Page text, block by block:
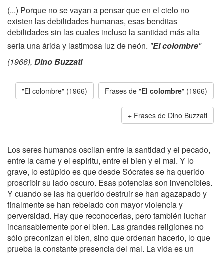
(...) Porque no se vayan a pensar que en el cielo no
existen las debilidades humanas, esas benditas
debilidades sin las cuales incluso la santidad más alta
sería una árida y lastimosa luz de neón. "El colombre"
(1966), Dino Buzzati
"El colombre" (1966) Frases de "El colombre" (1966)
Frases de Dino Buzzati
Los seres humanos oscilan entre la santidad y el pecado,
entre la carne y el espíritu, entre el bien y el mal. Y lo
grave, lo estúpido es que desde Sócrates se ha querido
proscribir su lado oscuro. Esas potencias son invencibles.
Y cuando se las ha querido destruir se han agazapado y
finalmente se han rebelado con mayor violencia y
perversidad. Hay que reconocerlas, pero también luchar
incansablemente por el bien. Las grandes religiones no
sólo preconizan el bien, sino que ordenan hacerlo, lo que
prueba la constante presencia del mal. La vida es un